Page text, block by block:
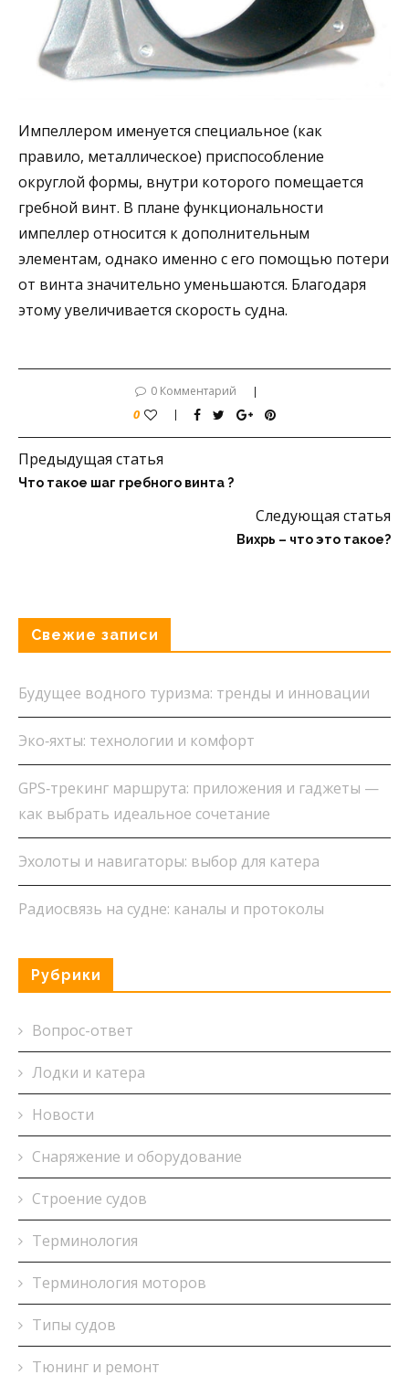
Импеллером именуется специальное (как
правило, металлическое) приспособление
округлой формы, внутри которого помещается
гребной винт. В плане функциональности
импеллер относится к дополнительным
элементам, однако именно с его помощью потери
от винта значительно уменьшаются. Благодаря
этому увеличивается скорость судна.
0 Комментарий
0
Предыдущая статья
Что такое шаг гребного винта ?
Следующая статья
Вихрь – что это такое?
Свежие записи
Будущее водного туризма: тренды и инновации
Эко‑яхты: технологии и комфорт
GPS‑трекинг маршрута: приложения и гаджеты —
как выбрать идеальное сочетание
Эхолоты и навигаторы: выбор для катера
Радиосвязь на судне: каналы и протоколы
Рубрики
Вопрос-ответ
Лодки и катера
Новости
Снаряжение и оборудование
Строение судов
Терминология
Терминология моторов
Типы судов
Тюнинг и ремонт